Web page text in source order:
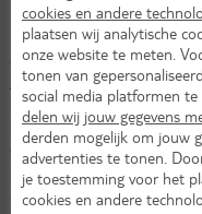
Onafhankelijk
Zoek je een aangenaam
je bij Centro hotel
in een fijne kamer dat van
heerlijke nachtrust is er
deur uit wandelt ligt de
ligt tussen de
allebei op vijf minuten
cookies en andere
plaatsen wij analytische
onze website te meten.
tonen van
social media platformen te
delen wij jouw gegevens
derden mogelijk om jouw
advertenties te tonen.
je toestemming voor het
cookies en andere